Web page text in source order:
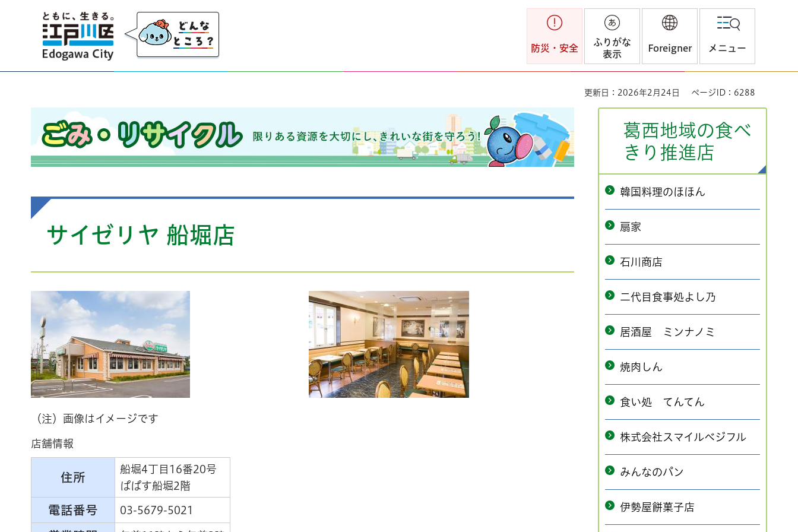
江戸川区
防災・安全
ふりがな
表示
Foreigner メニュー
更新日：2026年2月24日 ページID：6288
ごみ・リサイクル 限りのある資源を大切にし、きれいな街を守ろう！
サイゼリヤ 船堀店
（注）画像はイメージです
店舗情報
住所
船堀4丁目16番20号
ぱぱす船堀2階
電話番号 03-5679-5021
葛西地域の食べ
きり推進店
韓国料理のほほん
扇家
石川商店
二代目食事処よし乃
居酒屋 ミンナノミ
焼肉しん
食い処 てんてん
株式会社スマイルベジフル
みんなのパン
伊勢屋餅菓子店